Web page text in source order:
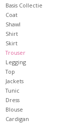
Basis Collectie
Coat
Shawl
Shirt
Skirt
Trouser
Legging
Top
Jackets
Tunic
Dress
Blouse
Cardigan